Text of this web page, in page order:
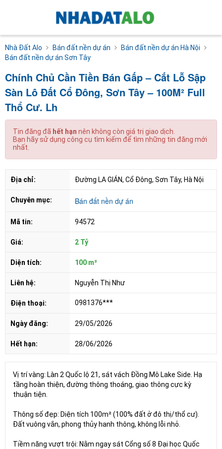
Nhà Đất Alo Bán đất nền dự án
Bán đất nền dự án Hà Nội
Bán đất nền dự án Sơn Tây
Chính Chủ Cần Tiền Bán Gấp – Cắt Lỗ Sập
Sàn Lô Đất Cổ Đông, Sơn Tây – 100M² Full
Thổ Cư. Lh
Tin đăng đã hết hạn nên không còn giá trị giao dịch.
Bạn hãy sử dụng công cụ tìm kiếm để tìm những tin đăng mới
nhất.
Địa chỉ: Đường LA GIÁN, Cổ Đông, Sơn Tây, Hà Nội
Chuyên mục: Bán đất nền dự án
Mã tin: 94572
Giá: 2 Tỷ
Diện tích: 100 m²
Liên hệ: Nguyễn Thị Như
Điện thoại: 0981376***
Ngày đăng: 29/05/2026
Hết hạn: 28/06/2026
Vị trí vàng: Làn 2 Quốc lộ 21, sát vách Đồng Mô Lake Side. Hạ
tầng hoàn thiện, đường thông thoáng, giao thông cực kỳ
thuận tiện.
Thông số đẹp: Diện tích 100m² (100% đất ở đô thị/thổ cư).
Đất vuông vắn, phong thủy hanh thông, không lỗi nhỏ.
Tiềm năng vượt trội: Nằm ngay sát Cổng số 8 Đại học Quốc